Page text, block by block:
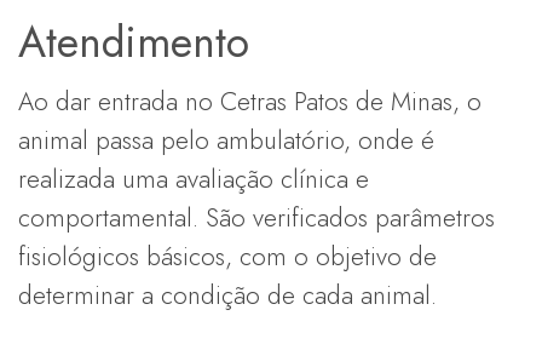
Atendimento
Ao dar entrada no Cetras Patos de Minas, o
animal passa pelo ambulatório, onde é
realizada uma avaliação clínica e
comportamental. São verificados parâmetros
fisiológicos básicos, com o objetivo de
determinar a condição de cada animal.